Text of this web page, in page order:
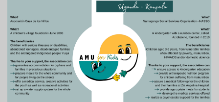
PROJETS
AGENDA
PUBLICATIONS
DONATION